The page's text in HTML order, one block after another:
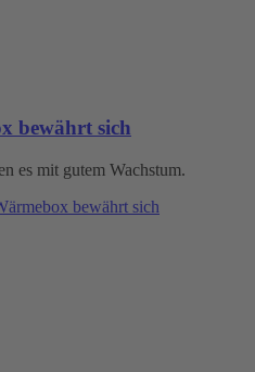
bewährt sich
es mit gutem Wachstum.
bewährt sich